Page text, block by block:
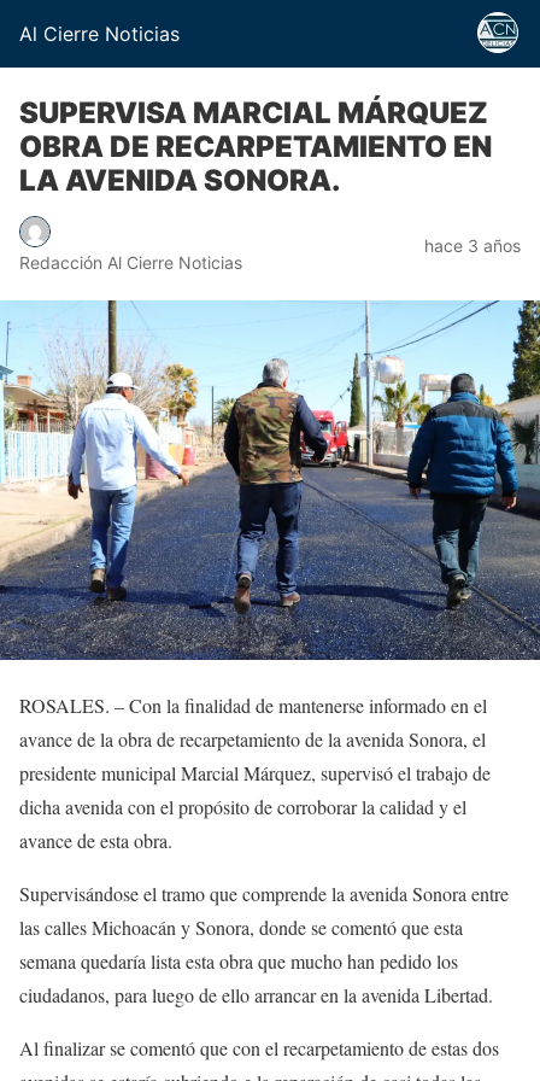
Al Cierre Noticias
SUPERVISA MARCIAL MÁRQUEZ
OBRA DE RECARPETAMIENTO EN
LA AVENIDA SONORA.
Redacción Al Cierre Noticias
hace 3 años
ROSALES. – Con la finalidad de mantenerse informado en el
avance de la obra de recarpetamiento de la avenida Sonora, el
presidente municipal Marcial Márquez, supervisó el trabajo de
dicha avenida con el propósito de corroborar la calidad y el
avance de esta obra.
Supervisándose el tramo que comprende la avenida Sonora entre
las calles Michoacán y Sonora, donde se comentó que esta
semana quedaría lista esta obra que mucho han pedido los
ciudadanos, para luego de ello arrancar en la avenida Libertad.
Al finalizar se comentó que con el recarpetamiento de estas dos